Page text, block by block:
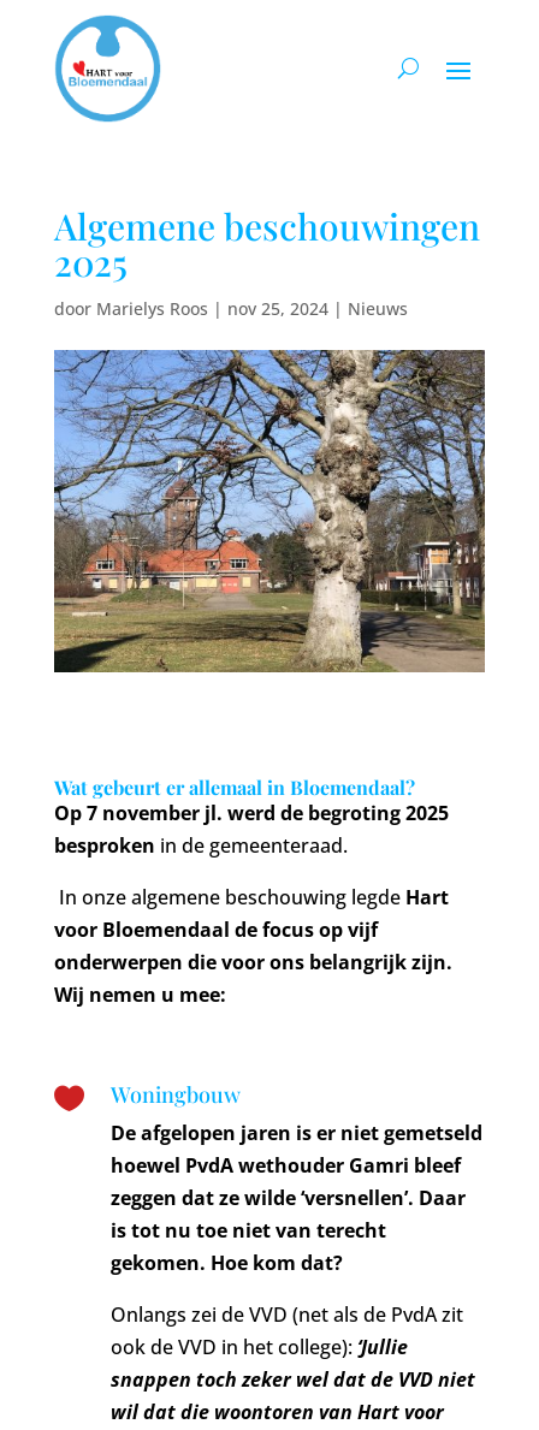
Algemene beschouwingen
2025
door Marielys Roos | nov 25, 2024| Nieuws
Wat gebeurt er allemaal in Bloemendaal?
Op 7 november jl. werd de begroting 2025
besproken in de gemeenteraad.
In onze algemene beschouwing legde Hart
voor Bloemendaal de focus op vijf
onderwerpen die voor ons belangrijk zijn.
Wij nemen u mee:
 Woningbouw
De afgelopen jaren is er niet gemetseld
hoewel PvdA wethouder Gamri bleef
zeggen dat ze wilde ‘versnellen’. Daar
is tot nu toe niet van terecht
gekomen. Hoe kom dat?
Onlangs zei de VVD (net als de PvdA zit
ook de VVD in het college):‘Jullie
snappen toch zeker wel dat de VVD niet
wil dat die woontoren van Hart voor